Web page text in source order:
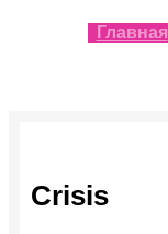
Главная
Crisis